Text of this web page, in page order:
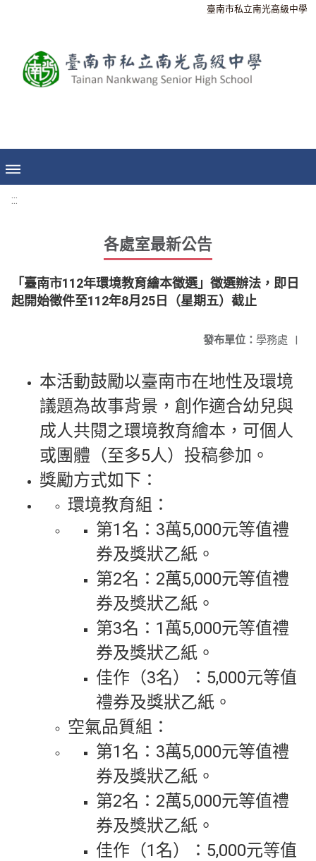
臺南市私立南光高級中學
:::
各處室最新公告
「臺南市112年環境教育繪本徵選」徵選辦法，即日
起開始徵件至112年8月25日（星期五）截止
發布單位： 學務處 |
本活動鼓勵以臺南市在地性及環境
議題為故事背景，創作適合幼兒與
成人共閱之環境教育繪本，可個人
或團體（至多5人）投稿參加。
獎勵方式如下：
環境教育組：
第1名：3萬5,000元等值禮
券及獎狀乙紙。
第2名：2萬5,000元等值禮
券及獎狀乙紙。
第3名：1萬5,000元等值禮
券及獎狀乙紙。
佳作（3名）：5,000元等值
禮券及獎狀乙紙。
空氣品質組：
第1名：3萬5,000元等值禮
券及獎狀乙紙。
第2名：2萬5,000元等值禮
券及獎狀乙紙。
佳作（1名）：5,000元等值